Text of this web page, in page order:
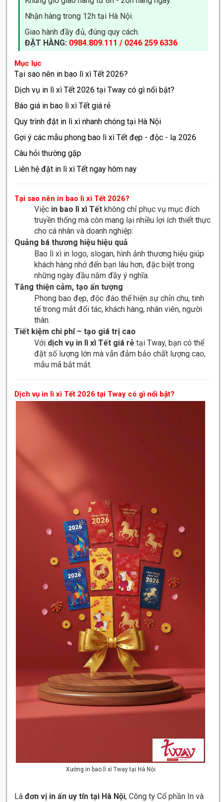
Nhận hàng trong 12h tại Hà Nội.
Giao hành đầy đủ, đúng quy cách.
ĐẶT HÀNG: 0984.809.111 / 0246 259 6336
Mục lục
Tại sao nên in bao lì xì Tết 2026?
Dịch vụ in lì xì Tết 2026 tại Tway có gì nổi bật?
Báo giá in bao lì xì Tết giá rẻ
Quy trình đặt in lì xì nhanh chóng tại Hà Nội
Gợi ý các mẫu phong bao lì xì Tết đẹp - độc - lạ 2026
Câu hỏi thường gặp
Liên hệ đặt in lì xì Tết ngay hôm nay
Tại sao nên in bao lì xì Tết 2026?
Việc in bao lì xì Tết không chỉ phục vụ mục đích
truyền thống mà còn mang lại nhiều lợi ích thiết thực
cho cá nhân và doanh nghiệp:
Quảng bá thương hiệu hiệu quả
Bao lì xì in logo, slogan, hình ảnh thương hiệu giúp
khách hàng nhớ đến bạn lâu hơn, đặc biệt trong
những ngày đầu năm đầy ý nghĩa.
Tăng thiện cảm, tạo ấn tượng
Phong bao đẹp, độc đáo thể hiện sự chỉn chu, tinh
tế trong mắt đối tác, khách hàng, nhân viên, người
thân.
Tiết kiệm chi phí – tạo giá trị cao
Với dịch vụ in lì xì Tết giá rẻ tại Tway, bạn có thể
đặt số lượng lớn mà vẫn đảm bảo chất lượng cao,
mẫu mã bắt mắt.
Dịch vụ in lì xì Tết 2026 tại Tway có gì nổi bật?
Xưởng in bao lì xì Tway tại Hà Nội
Làđơn vị in ấn uy tín tại Hà Nội, Công ty Cổ phần In và